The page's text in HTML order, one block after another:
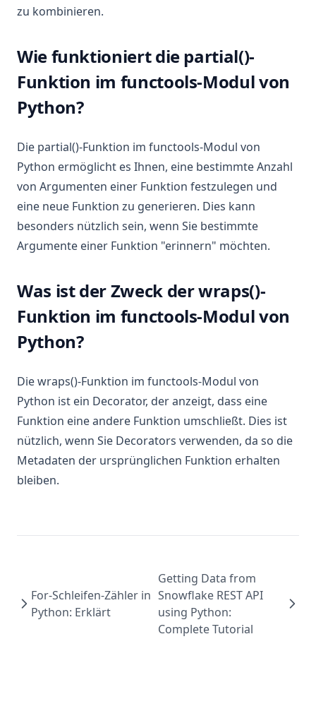
zu kombinieren.
Wie funktioniert die partial()-
Funktion im functools-Modul von
Python?
Die partial()-Funktion im functools-Modul von
Python ermöglicht es Ihnen, eine bestimmte Anzahl
von Argumenten einer Funktion festzulegen und
eine neue Funktion zu generieren. Dies kann
besonders nützlich sein, wenn Sie bestimmte
Argumente einer Funktion "erinnern" möchten.
Was ist der Zweck der wraps()-
Funktion im functools-Modul von
Python?
Die wraps()-Funktion im functools-Modul von
Python ist ein Decorator, der anzeigt, dass eine
Funktion eine andere Funktion umschließt. Dies ist
nützlich, wenn Sie Decorators verwenden, da so die
Metadaten der ursprünglichen Funktion erhalten
bleiben.
For-Schleifen-Zähler in
Python: Erklärt
Getting Data from
Snowflake REST API
using Python:
Complete Tutorial